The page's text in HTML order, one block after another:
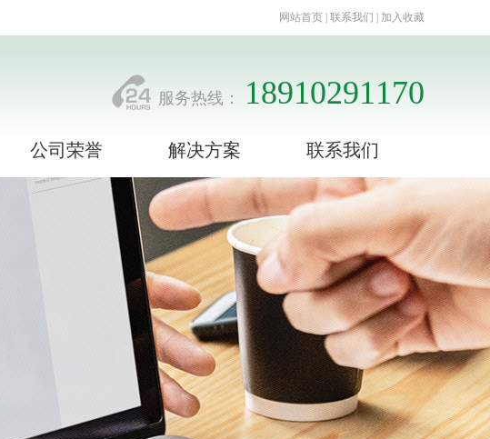
网站首页 | 联系我们 | 加入收藏
服务热线： 18910291170
公司荣誉 解决方案 联系我们